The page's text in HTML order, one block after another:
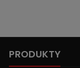
PRODUKTY